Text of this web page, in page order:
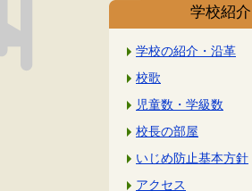
学校紹介
学校の紹介・沿革
校歌
児童数・学級数
校長の部屋
いじめ防止基本方針
アクセス